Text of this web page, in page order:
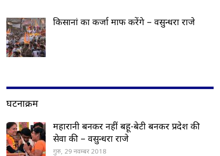
किसानां का कर्जा माफ करेंगे – वसुन्धरा राजे
घटनाक्रम
महारानी बनकर नहीं बहू-बेटी बनकर प्रदेश की
सेवा की – वसुन्धरा राजे
गुरु, 29 नवम्बर 2018